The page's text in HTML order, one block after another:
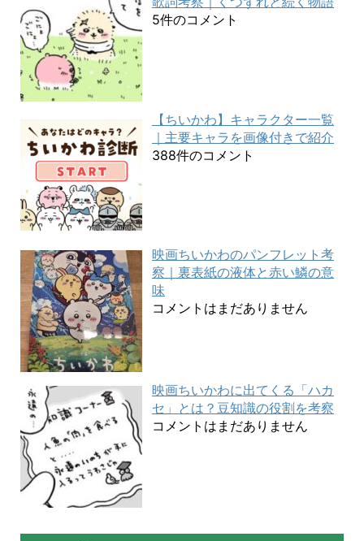
5件のコメント
【ちいかわ】キャラクター一覧
｜主要キャラを画像付きで紹介
388件のコメント
映画ちいかわのパンフレット考
察｜裏表紙の液体と赤い鱗の意
味
コメントはまだありません
映画ちいかわに出てくる「ハカ
セ」とは？豆知識の役割を考察
コメントはまだありません